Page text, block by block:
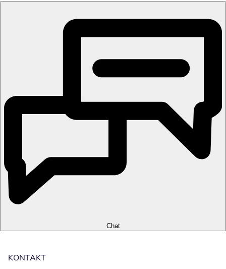
Chat
KONTAKT